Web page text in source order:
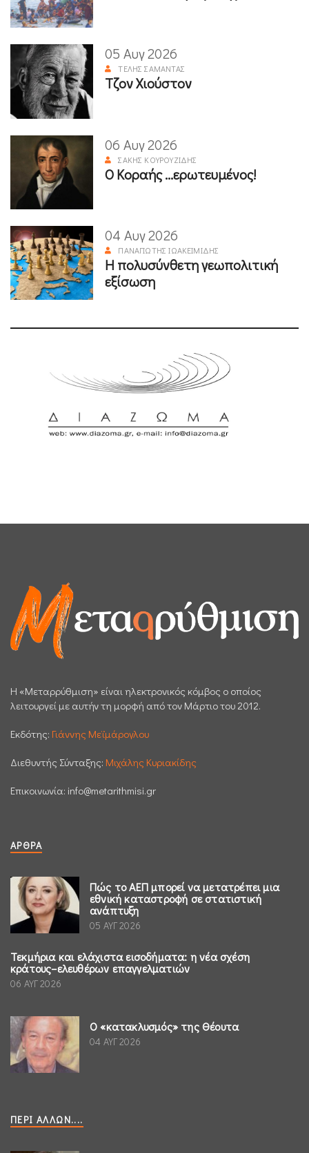
05 Αυγ 2026
ΤΈΛΗΣ ΣΑΜΑΝΤΆΣ
Τζον Χιούστον
06 Αυγ 2026
ΣΆΚΗΣ ΚΟΥΡΟΥΖΊΔΗΣ
Ο Κοραής ...ερωτευμένος!
04 Αυγ 2026
ΠΑΝΑΓΙΏΤΗΣ ΙΩΑΚΕΙΜΊΔΗΣ
Η πολυσύνθετη γεωπολιτική
εξίσωση
H «Μεταρρύθμιση» είναι ηλεκτρονικός κόμβος ο οποίος
λειτουργεί με αυτήν τη μορφή από τον Μάρτιο του 2012.
Εκδότης: Γιάννης Μεϊμάρογλου
Διεθυντής Σύνταξης: Μιχάλης Κυριακίδης
Επικοινωνία: info@metarithmisi.gr
ΆΡΘΡΑ
Πώς το ΑΕΠ μπορεί να μετατρέπει μια
εθνική καταστροφή σε στατιστική
ανάπτυξη
05 ΑΥΓ 2026
Τεκμήρια και ελάχιστα εισοδήματα: η νέα σχέση
κράτους–ελευθέρων επαγγελματιών
06 ΑΥΓ 2026
Ο «κατακλυσμός» της Θέουτα
04 ΑΥΓ 2026
ΠΕΡΊ ΆΛΛΩΝ....